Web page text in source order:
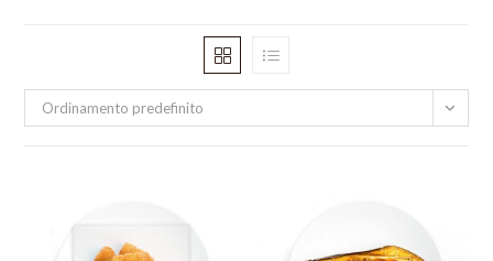
Ordinamento predefinito